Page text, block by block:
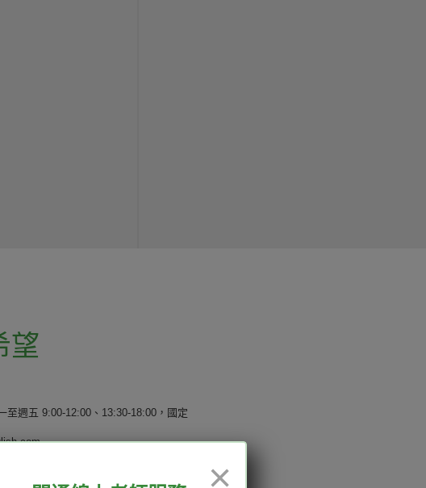
望
至週五 9:00-12:00、13:30-18:00，國定
×